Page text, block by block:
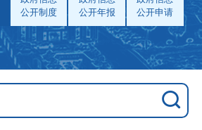
公开制度
公开年报
公开申请